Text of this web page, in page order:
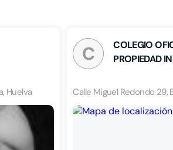
Huelva
C
COLEGIO
PROPIEDAD
Calle Miguel Redondo 29,